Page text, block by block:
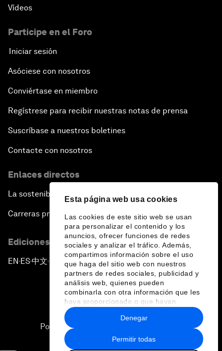
Esta página web usa cookies
Las cookies de este sitio web se usan
para personalizar el contenido y los
anuncios, ofrecer funciones de redes
sociales y analizar el tráfico. Además,
compartimos información sobre el uso
que haga del sitio web con nuestros
partners de redes sociales, publicidad y
análisis web, quienes pueden
combinarla con otra información que les
haya proporcionado o que hayan
recopilado a partir del uso que haya
hecho de sus servicios.
Permitir todas
Denegar
Vídeos
Participe en el Foro
Iniciar sesión
Asóciese con nosotros
Conviértase en miembro
Regístrese para recibir nuestras notas de prensa
Suscríbase a nuestros boletines
Contacte con nosotros
Enlaces directos
La sostenibilidad en el Foro
Carreras profesionales
Ediciones en otros idiomas
EN ▪ES▪中文▪ 日本語
Política de privacidad y normas de uso
Sitemap